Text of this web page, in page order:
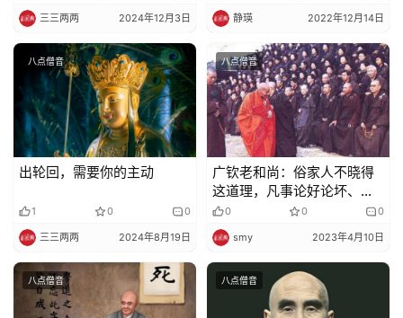
三三两两 2024年12月3日 静瑛 2022年12月14日
八点僧音
出轮回，需要你的主动
1 0 0
三三两两 2024年8月19日
八点僧音
广钦老和尚：俗家人不晓得
这道理，凡事论好论坏、分
是非……
0 0 0
smy 2023年4月10日
八点僧音 八点僧音